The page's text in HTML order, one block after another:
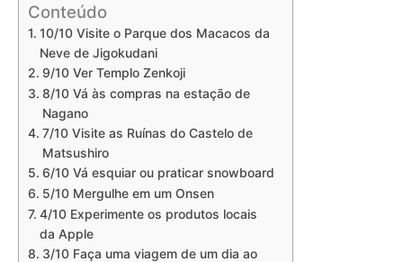
Conteúdo
10/10 Visite o Parque dos Macacos da
Neve de Jigokudani
9/10 Ver Templo Zenkoji
8/10 Vá às compras na estação de
Nagano
7/10 Visite as Ruínas do Castelo de
Matsushiro
6/10 Vá esquiar ou praticar snowboard
5/10 Mergulhe em um Onsen
4/10 Experimente os produtos locais
da Apple
3/10 Faça uma viagem de um dia ao